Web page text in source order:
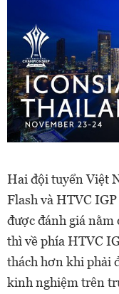
Hai đội tuyển Việt
Flash và HTVC
được đánh giá nằm
thì về phía HTVC
thách hơn khi phải
kinh nghiệm trên